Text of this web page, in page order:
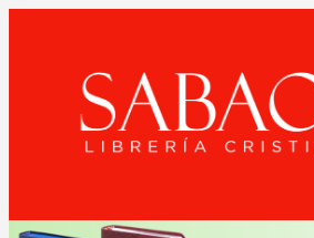
contenido